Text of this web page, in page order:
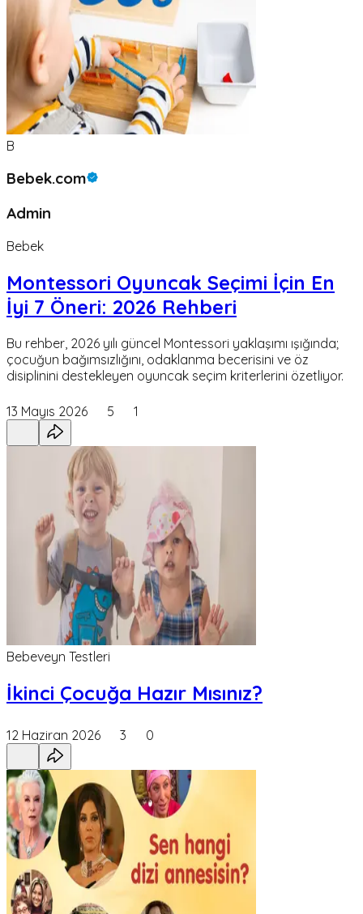
B
Bebek.com
Admin
Bebek
Montessori Oyuncak Seçimi İçin En
İyi 7 Öneri: 2026 Rehberi
Bu rehber, 2026 yılı güncel Montessori yaklaşımı ışığında;
çocuğun bağımsızlığını, odaklanma becerisini ve öz
disiplinini destekleyen oyuncak seçim kriterlerini özetliyor.
13 Mayıs 2026 5 1
Bebeveyn Testleri
İkinci Çocuğa Hazır Mısınız?
12 Haziran 2026 3 0